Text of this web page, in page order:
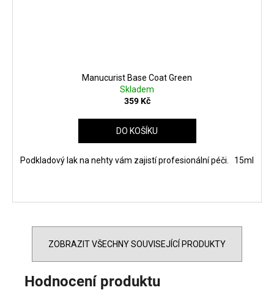
Manucurist Base Coat Green
Skladem
359 Kč
DO KOŠÍKU
Podkladový lak na nehty vám zajistí profesionální péči. 15ml
ZOBRAZIT VŠECHNY SOUVISEJÍCÍ PRODUKTY
Hodnocení produktu